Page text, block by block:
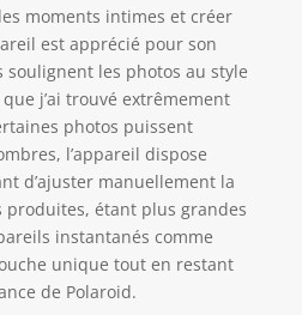
conception
appropriée avec
moteur pas-à-pas
de précision pour
la fermeture.
Contenu de la
livraison: appareil
photo OneStep2,
cble de charge
USB, sangle de
transport, manuel
d'utilisation
moments intimes et créer
est apprécié pour son
soulignent les photos au style
j’ai trouvé extrêmement
photos puissent
l’appareil dispose
d’ajuster manuellement la
produites, étant plus grandes
instantanés comme
unique tout en restant
de Polaroid.